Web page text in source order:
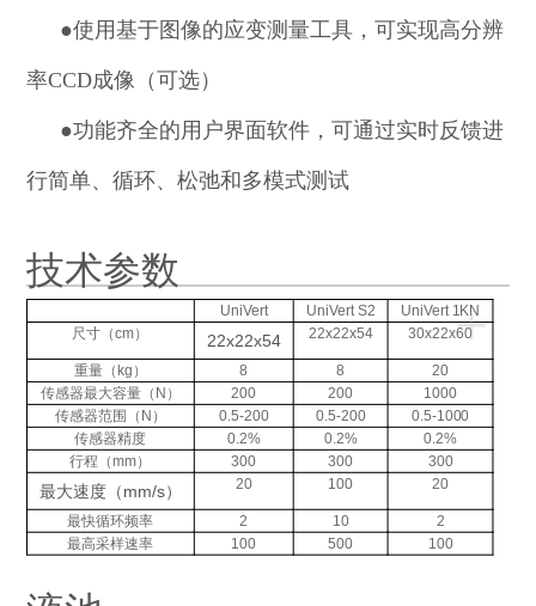
●使用基于图像的应变测量工具，可实现高分辨
率CCD成像（可选）
●功能齐全的用户界面软件，可通过实时反馈进
行简单、循环、松弛和多模式测试
技术参数
+
UniVert UniVert S2
UniVert 1KN
尺寸（cm）
22x22x54 22x22x54 30x22x60
重量（kg） 8 8
20
传感器最大容量（N）
200 200
1000
传感器范围（N）
0.5-200 0.5-200 0.5-1000
传感器精度 0.2% 0.2%
0.2%
行程（mm）
300 300 300
最大速度（mm/s） 20 100 20
最快循环频率 2 10
2
最高采样速率
100 500 100